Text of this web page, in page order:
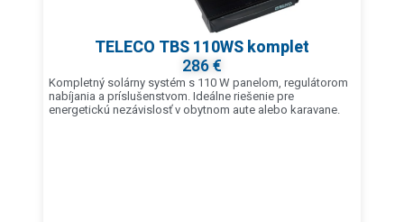
TELECO TBS 110WS komplet
286 €
Kompletný solárny systém s 110 W panelom, regulátorom
nabíjania a príslušenstvom. Ideálne riešenie pre
energetickú nezávislosť v obytnom aute alebo karavane.